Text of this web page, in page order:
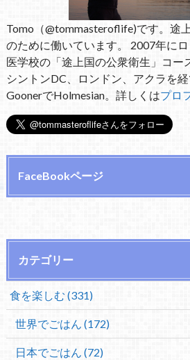
Tomo（@tommasteroflife)です。途
のために働いています。 2007年に
医学校の「途上国の公衆衛生」コー
シントンDC、ロンドン、アクラを経
GoonerでHolmesian。詳しくはプロ
FaceBookページ
カテゴリー
食を楽しむ (331)
世界でごはん (172)
日本でごはん (72)